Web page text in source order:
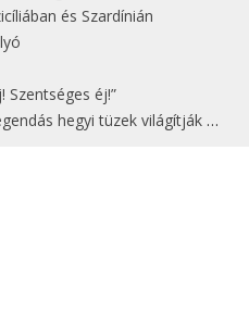
és Szardínián
Szentséges éj!”
tüzek világítják meg Zugspitzét